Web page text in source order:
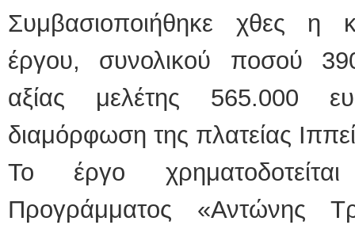
Συμβασιοποιήθηκε χθες η
έργου, συνολικού ποσού
αξίας μελέτης 565.000
διαμόρφωση της πλατείας
Το έργο
Προγράμματος «Αντώνης